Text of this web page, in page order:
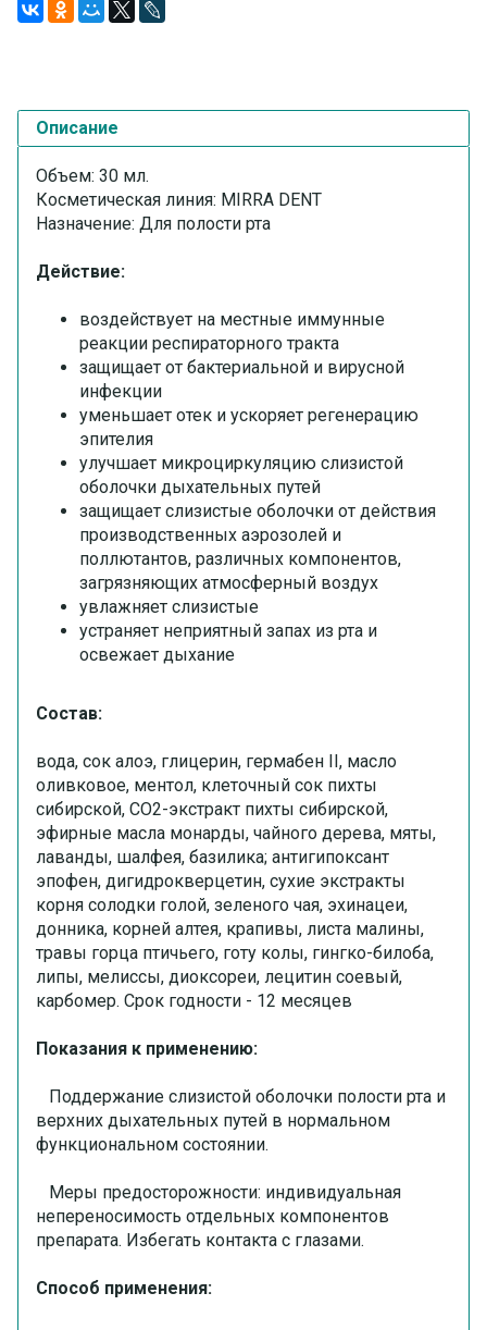
Описание
Объем: 30 мл.
Косметическая линия: MIRRA DENT
Назначение: Для полости рта
Действие:
воздействует на местные иммунные
реакции респираторного тракта
защищает от бактериальной и вирусной
инфекции
уменьшает отек и ускоряет регенерацию
эпителия
улучшает микроциркуляцию слизистой
оболочки дыхательных путей
защищает слизистые оболочки от действия
производственных аэрозолей и
поллютантов, различных компонентов,
загрязняющих атмосферный воздух
увлажняет слизистые
устраняет неприятный запах из рта и
освежает дыхание
Состав:
вода, сок алоэ, глицерин, гермабен II, масло
оливковое, ментол, клеточный сок пихты
сибирской, СО2-экстракт пихты сибирской,
эфирные масла монарды, чайного дерева, мяты,
лаванды, шалфея, базилика; антигипоксант
эпофен, дигидрокверцетин, сухие экстракты
корня солодки голой, зеленого чая, эхинацеи,
донника, корней алтея, крапивы, листа малины,
травы горца птичьего, готу колы, гингко-билоба,
липы, мелиссы, диоксореи, лецитин соевый,
карбомер. Срок годности - 12 месяцев
Показания к применению:
Поддержание слизистой оболочки полости рта и
верхних дыхательных путей в нормальном
функциональном состоянии.
Меры предосторожности: индивидуальная
непереносимость отдельных компонентов
препарата. Избегать контакта с глазами.
Способ применения: